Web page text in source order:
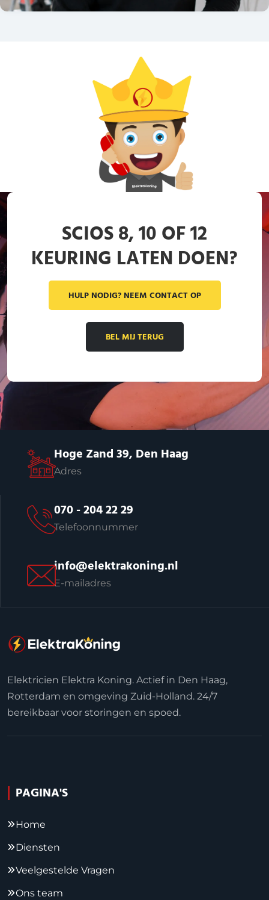
SCIOS 8, 10 OF 12
KEURING LATEN DOEN?
HULP NODIG? NEEM CONTACT OP
BEL MIJ TERUG
Hoge Zand 39, Den Haag
Adres
070 - 204 22 29
Telefoonnummer
info@elektrakoning.nl
E-mailadres
Elektricien Elektra Koning. Actief in Den Haag,
Rotterdam en omgeving Zuid-Holland. 24/7
bereikbaar voor storingen en spoed.
PAGINA'S
Home
Diensten
Veelgestelde Vragen
Ons team